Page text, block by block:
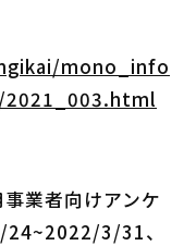
mono_info
2021_003.html
事業者向けアンケ
24~2022/3/31、